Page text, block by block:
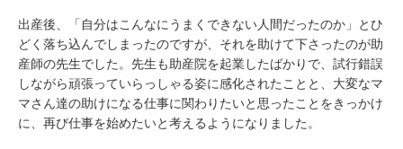
出産後、「自分はこんなにうまくできない人間だったのか」とひ
どく落ち込んでしまったのですが、それを助けて下さったのが助
産師の先生でした。先生も助産院を起業したばかりで、試行錯誤
しながら頑張っていらっしゃる姿に感化されたことと、大変なマ
マさん達の助けになる仕事に関わりたいと思ったことをきっかけ
に、再び仕事を始めたいと考えるようになりました。